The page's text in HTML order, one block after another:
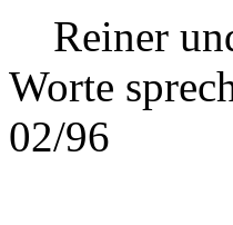
Reiner
Worte
02/96